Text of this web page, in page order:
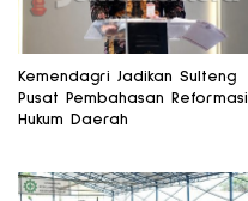
Kemendagri Jadikan Sulteng
Pusat Pembahasan Reformasi
Hukum Daerah